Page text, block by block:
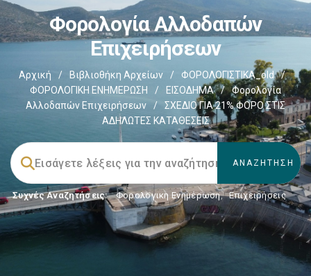
Φορολογία Αλλοδαπών
Επιχειρήσεων
Αρχική / Βιβλιοθήκη Αρχείων / ΦΟΡΟΛΟΓΙΣΤΙΚΑ_old
/
ΦΟΡΟΛΟΓΙΚΗ ΕΝΗΜΕΡΩΣΗ
/ ΕΙΣΟΔΗΜΑ /
Φορολογία
Αλλοδαπών Επιχειρήσεων
/
ΣΧΕΔΙΟ ΓΙΑ 21% ΦΟΡΟ ΣΤΙΣ
ΑΔΗΛΩΤΕΣ ΚΑΤΑΘΕΣΕΙΣ
Συχνές Αναζητήσεις: Φορολογικη Ενημέρωση, Επιχειρήσεις